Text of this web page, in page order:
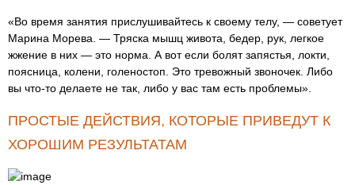
«Во время занятия прислушивайтесь к своему телу, — советует
Марина Морева. — Тряска мышц живота, бедер, рук, легкое
жжение в них — это норма. А вот если болят запястья, локти,
поясница, колени, голеностоп. Это тревожный звоночек. Либо
вы что-то делаете не так, либо у вас там есть проблемы».
ПРОСТЫЕ ДЕЙСТВИЯ, КОТОРЫЕ ПРИВЕДУТ К
ХОРОШИМ РЕЗУЛЬТАТАМ